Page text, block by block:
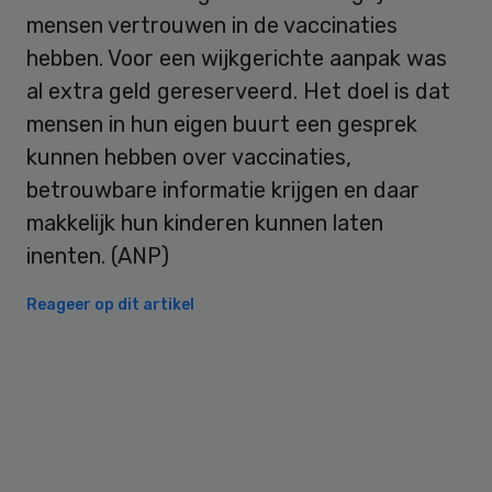
mensen vertrouwen in de vaccinaties
hebben. Voor een wijkgerichte aanpak was
al extra geld gereserveerd. Het doel is dat
mensen in hun eigen buurt een gesprek
kunnen hebben over vaccinaties,
betrouwbare informatie krijgen en daar
makkelijk hun kinderen kunnen laten
inenten. (ANP)
Reageer op dit artikel